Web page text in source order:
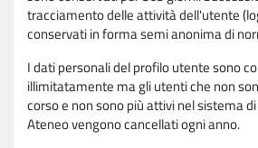
tracciamento delle attività dell'utente
conservati in forma semi anonima di
I dati personali del profilo utente sono
illimitatamente ma gli utenti che non
corso e non sono più attivi nel sistema
Ateneo vengono cancellati ogni anno.